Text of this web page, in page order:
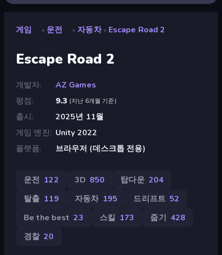
게임 » 운전 » 자동차 » Escape Road 2
Escape Road 2
개발자
AZ Games
평점
9.3 (지난 6개월 기준)
출시
2025년 11월
게임 엔진
Unity 2022
플랫폼
브라우저 (데스크톱 전용)
운전 122 3D 850 탑다운 204
탈출 119 자동차 195 드리프트 52
Be the best 23 스킬 173 줍기 428
경찰 20